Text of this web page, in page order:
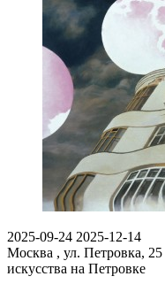
2025-09-24 2025-12-14
Москва , ул. Петровка, 25
искусства на Петровке